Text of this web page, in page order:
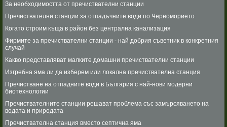
За необходимостта от пречиствателни станции
Пречиствателни станции за отпадъчните води по Черноморието
Когато строим къща в район без централна канализация
Фирмите за пречиствателни станции - най добрия съветник в конкретния
случай
Какво представляват малките домашни пречиствателни станции
Изгребна яма ли да изберем или локална пречиствателна станция
Пречистване на отпадните води в България с най-нови модерни
биотехнологии
Пречиствателните станции решават проблема със замърсяването на
водата и природата
Пречиствателна станция вместо септична яма